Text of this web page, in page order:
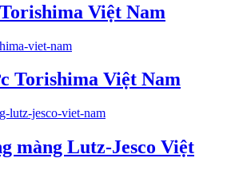
Việt Nam
Torishima Việt Nam
màng Lutz-Jesco Việt